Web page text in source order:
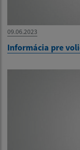
09.06.2023
Informácia pre